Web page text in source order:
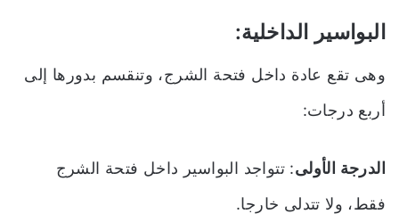
البواسير الداخلية:
وهى تقع عادة داخل فتحة الشرج، وتنقسم بدورها إلى
أربع درجات:
الدرجة الأولى: تتواجد البواسير داخل فتحة الشرج
فقط، ولا تتدلى خارجا.